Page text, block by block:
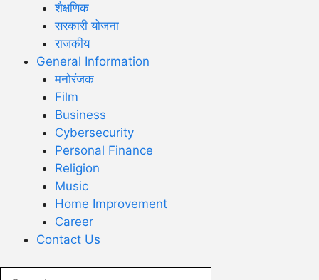
शैक्षणिक
सरकारी योजना
राजकीय
General Information
मनोरंजक
Film
Business
Cybersecurity
Personal Finance
Religion
Music
Home Improvement
Career
Contact Us